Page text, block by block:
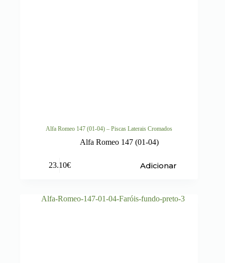
Alfa Romeo 147 (01-04) – Piscas Laterais Cromados
Alfa Romeo 147 (01-04)
23.10€ Adicionar